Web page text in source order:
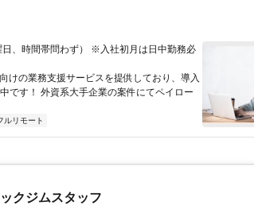
、時間帯問わず） ※入社初月は日中勤務必
の業務支援サービスを提供しており、導入
です！ 外資系大手企業の案件にてペイロー
ルリモート
クジムスタッフ